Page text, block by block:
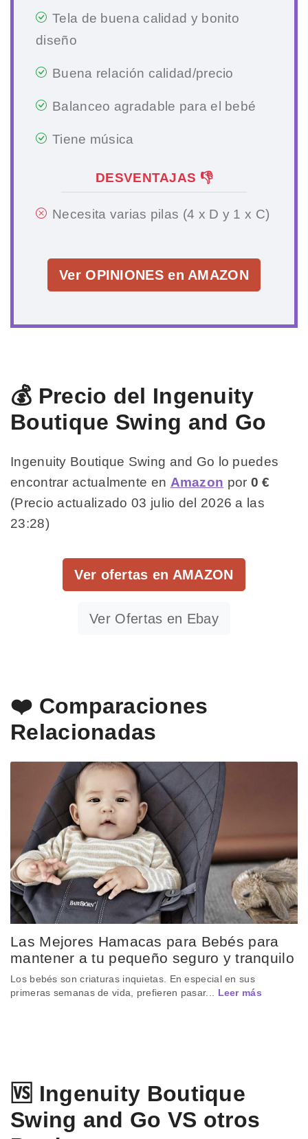
Tela de buena calidad y bonito
diseño
Buena relación calidad/precio
Balanceo agradable para el bebé
Tiene música
DESVENTAJAS 👎
Necesita varias pilas (4 x D y 1 x C)
Ver OPINIONES en AMAZON
💰 Precio del Ingenuity
Boutique Swing and Go
Ingenuity Boutique Swing and Go lo puedes
encontrar actualmente en Amazon por 0 €
(Precio actualizado 03 julio del 2026 a las
23:28)
Ver ofertas en AMAZON
Ver Ofertas en Ebay
❤️ Comparaciones
Relacionadas
Las Mejores Hamacas para Bebés para
mantener a tu pequeño seguro y tranquilo
Los bebés son criaturas inquietas. En especial en sus
primeras semanas de vida, prefieren pasar... Leer más
🆚 Ingenuity Boutique
Swing and Go VS otros